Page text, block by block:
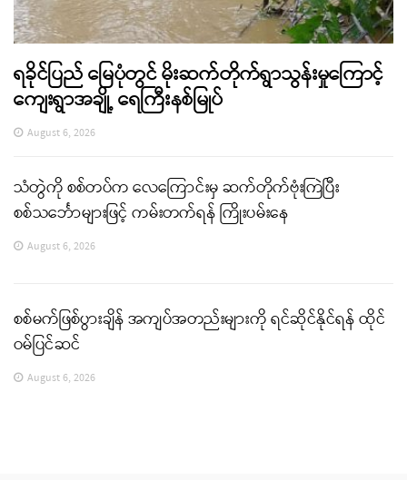
ရခိုင်ပြည် မြေပုံတွင် မိုးဆက်တိုက်ရွာသွန်းမှုကြောင့်
ကျေးရွာအချို့ ရေကြီးနစ်မြုပ်
August 6, 2026
သံတွဲကို စစ်တပ်က လေကြောင်းမှ ဆက်တိုက်ဗုံးကြဲပြီး
စစ်သင်္ဘောများဖြင့် ကမ်းတက်ရန် ကြိုးပမ်းနေ
August 6, 2026
စစ်မက်ဖြစ်ပွားချိန် အကျပ်အတည်းများကို ရင်ဆိုင်နိုင်ရန် ထိုင်
ဝမ်ပြင်ဆင်
August 6, 2026